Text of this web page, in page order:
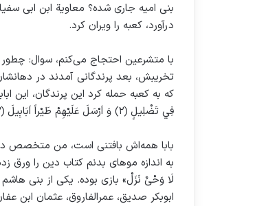
بنی امیه جاری شده؟ معاویة ابن ابی
درآورد، کعبه را ویران کرد.
با متشرعین احتجاج می‌کنم، سوال:
تخریبش، بعد پرندگانی آمدند در
فِي تَضْلِيلٍ ﴿۲﴾ وَ اَرْسَلَ عَلَيْهِمْ طَيْراً اَبَابِيلَ ﴿۳﴾».
بابا همه‌اش بافتنی است، من متخصص
به اندازه موهای بدنم کتاب دین را
لَا وَحْىٌ نَزَلْ» بازی بوده. یکی از بنی
ابوبکر صدیق، عمرالفاروق، عثمان ابن